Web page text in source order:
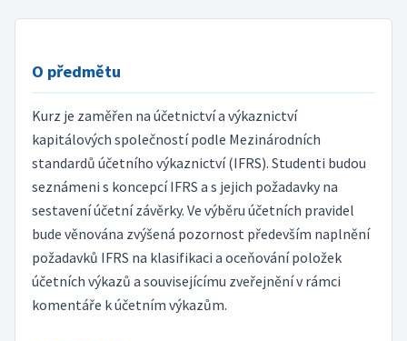
O předmětu
Kurz je zaměřen na účetnictví a výkaznictví
kapitálových společností podle Mezinárodních
standardů účetního výkaznictví (IFRS). Studenti budou
seznámeni s koncepcí IFRS a s jejich požadavky na
sestavení účetní závěrky. Ve výběru účetních pravidel
bude věnována zvýšená pozornost především naplnění
požadavků IFRS na klasifikaci a oceňování položek
účetních výkazů a souvisejícímu zveřejnění v rámci
komentáře k účetním výkazům.